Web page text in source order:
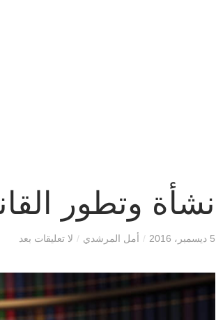
نشأة وتطور
5 ديسمبر، 2016 / أمل المرشدي / لا تعليقات بعد